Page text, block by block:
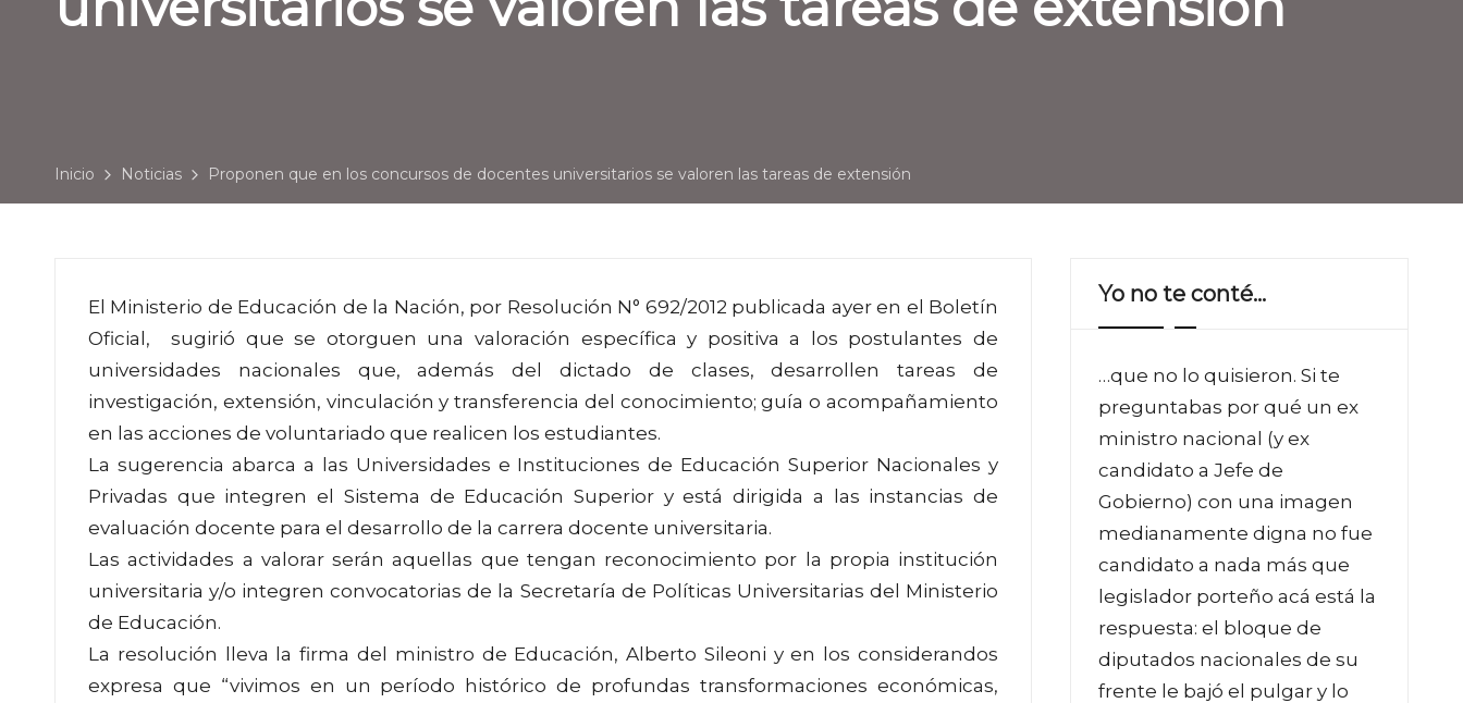
Inicio Noticias Proponen que en los concursos de docentes universitarios se valoren las tareas de extensión
El Ministerio de Educación de la Nación, por Resolución N° 692/2012 publicada ayer en el Boletín
Oficial, sugirió que se otorguen una valoración específica y positiva a los postulantes de
universidades nacionales que, además del dictado de clases, desarrollen tareas de
investigación, extensión, vinculación y transferencia del conocimiento; guía o acompañamiento
en las acciones de voluntariado que realicen los estudiantes.
La sugerencia abarca a las Universidades e Instituciones de Educación Superior Nacionales y
Privadas que integren el Sistema de Educación Superior y está dirigida a las instancias de
evaluación docente para el desarrollo de la carrera docente universitaria.
Las actividades a valorar serán aquellas que tengan reconocimiento por la propia institución
universitaria y/o integren convocatorias de la Secretaría de Políticas Universitarias del Ministerio
de Educación.
La resolución lleva la firma del ministro de Educación, Alberto Sileoni y en los considerandos
expresa que “vivimos en un período histórico de profundas transformaciones económicas,
Yo no te conté…
…que no lo quisieron. Si te
preguntabas por qué un ex
ministro nacional (y ex
candidato a Jefe de
Gobierno) con una imagen
medianamente digna no fue
candidato a nada más que
legislador porteño acá está la
respuesta: el bloque de
diputados nacionales de su
frente le bajó el pulgar y lo